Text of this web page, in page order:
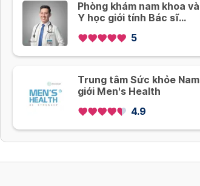
Phòng khám nam khoa và
Y học giới tính Bác sĩ
TPHCM
5
Trung tâm Sức khỏe Nam
giới Men's Health
4.9